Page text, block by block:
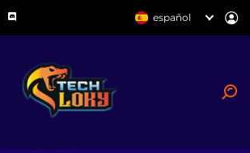
español